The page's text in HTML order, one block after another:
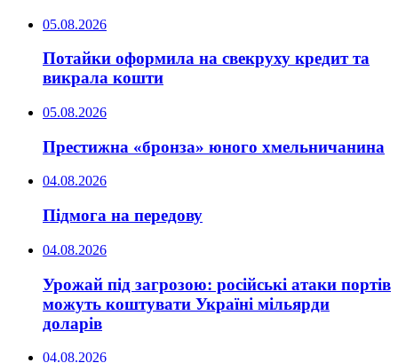
05.08.2026
Потайки оформила на свекруху кредит та
викрала кошти
05.08.2026
Престижна «бронза» юного хмельничанина
04.08.2026
Підмога на передову
04.08.2026
Урожай під загрозою: російські атаки портів
можуть коштувати Україні мільярди
доларів
04.08.2026